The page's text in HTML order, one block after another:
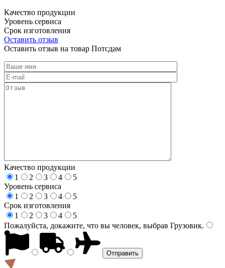
Качество продукции
Уровень сервиса
Срок изготовления
Оставить отзыв
Оставить отзыв на товар Потсдам
Качество продукции
1
2 3 4
5
Уровень сервиса
1
2 3 4
5
Срок изготовления
1
2 3 4
5
Пожалуйста, докажите, что вы человек, выбрав Грузовик.